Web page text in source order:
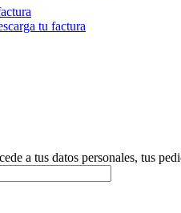
tu factura
a tus datos personales, tus